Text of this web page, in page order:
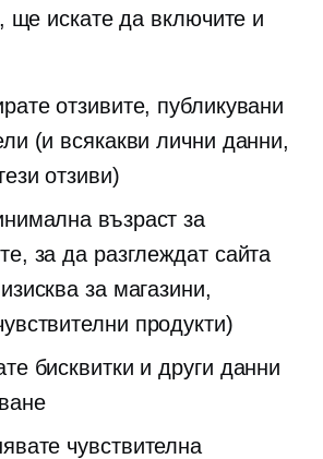
ще искате да включите и
отзивите, публикувани
(и всякакви лични данни,
отзиви)
възраст за
за да разглеждат сайта
за магазини,
продукти)
бисквитки и други данни
чувствителна